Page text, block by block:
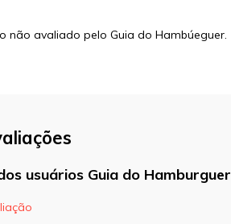
não avaliado pelo Guia do Hambúeguer.
usuários Guia do Hamburguer